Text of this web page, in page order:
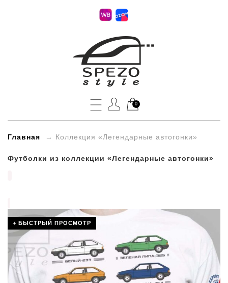
0
Главная → Коллекция «Легендарные автогонки»
Футболки из коллекции «Легендарные автогонки»
+ БЫСТРЫЙ ПРОСМОТР